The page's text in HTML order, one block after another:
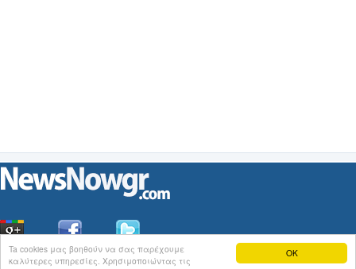
OK
Ta cookies μας βοηθούν να σας παρέχουμε
καλύτερες υπηρεσίες. Χρησιμοποιώντας τις